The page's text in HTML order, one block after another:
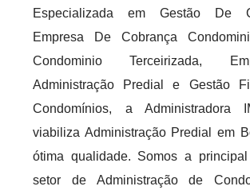
Especializada em Gestão De
Empresa De Cobrança
Condominio Terceirizada,
Administração Predial e Gestão
Condomínios, a Administradora
viabiliza Administração Predial em
ótima qualidade. Somos a
setor de Administração de